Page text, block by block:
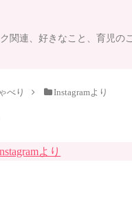
関連、好きなこと、育児の
べり Instagramより
より